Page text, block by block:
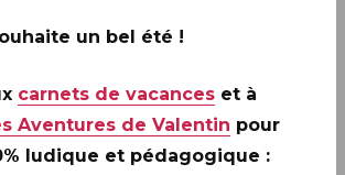
un bel été !
carnets de vacances et à
Aventures de Valentin pour
ludique et pédagogique :